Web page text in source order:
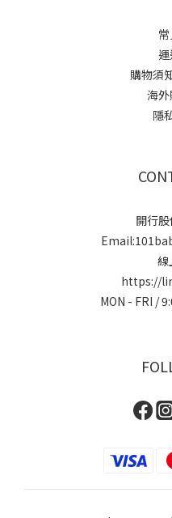
購物須
海
隱
開行
線
https://
MON - FRI /